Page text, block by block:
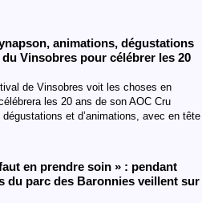
animations, dégustations
Vinsobres pour célébrer les 20
de Vinsobres voit les choses en
les 20 ans de son AOC Cru
et d’animations, avec en tête
en prendre soin » : pendant
du parc des Baronnies veillent sur